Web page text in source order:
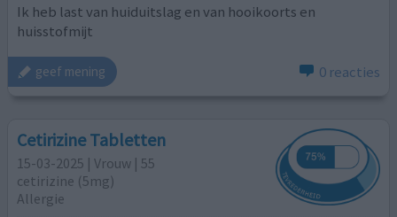
Ik heb last van huiduitslag en van hooikoorts en
huisstofmijt
geef mening 0 reacties
Cetirizine Tabletten
15-03-2025 | Vrouw | 55
cetirizine (5mg)
Allergie